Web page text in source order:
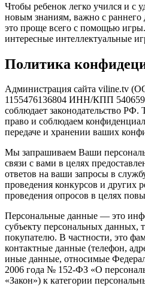
Чтобы ребенок легко учился и с
новым знаниям, важно с раннего
это проще всего с помощью
интересные интеллектуальные
Политика
Администрация сайта viline.tv
1155476136804 ИНН/КПП
соблюдает законодательство
право и соблюдаем
передаче и хранении ваших
Мы запрашиваем Ваши
связи с вами в целях
ответов на ваши запросы в
проведения конкурсов и других
проведения опросов в целях
Персональные данные — это
субъекту персональных данных,
покупателю. В частности, это
контактные данные (телефон,
иные данные, относимые
2006 года № 152-ФЗ «О
«Закон») к категории